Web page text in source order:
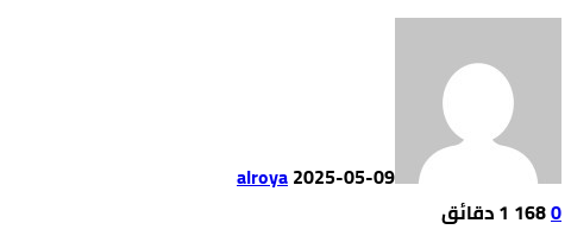
alroya2025-05-09
0
168 1 ‫دقائق‬